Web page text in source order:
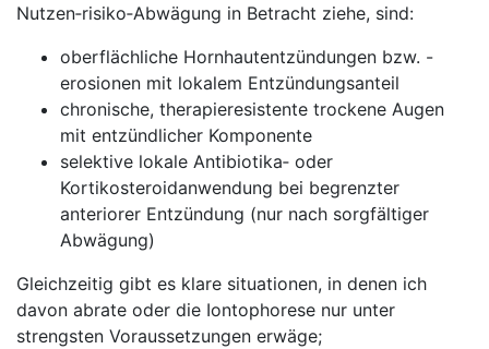
Nutzen‑risiko‑Abwägung ‌in Betracht ziehe, sind:
oberflächliche Hornhautentzündungen bzw. -
erosionen mit lokalem‌ Entzündungsanteil
chronische, ⁢therapieresistente ⁢trockene Augen
mit entzündlicher Komponente
selektive lokale Antibiotika‑ ‍oder
Kortikosteroidanwendung bei begrenzter
anteriorer Entzündung (nur nach‌ sorgfältiger
Abwägung)
Gleichzeitig ‍gibt es ​klare situationen, in ‌denen ich
davon‍ abrate ‌oder die ‌Iontophorese‌ nur⁢ unter
strengsten ⁣Voraussetzungen ‌erwäge;